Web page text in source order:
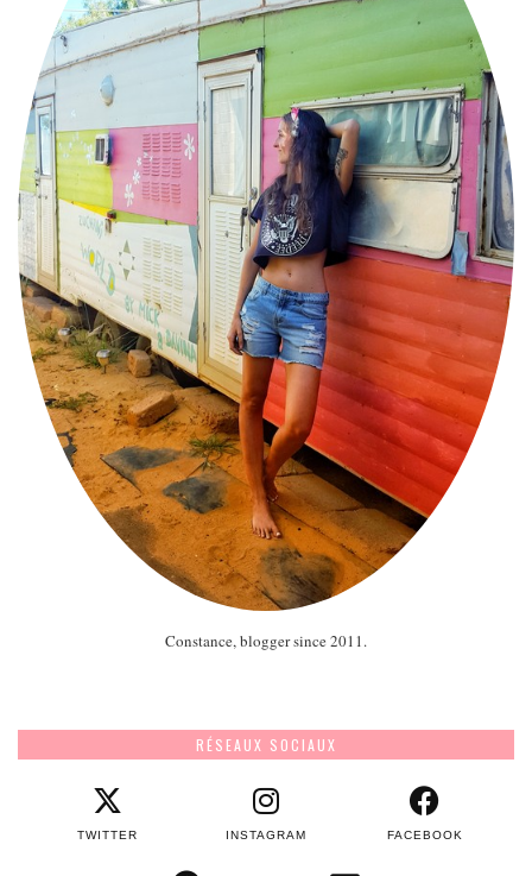
Constance, blogger since 2011.
RÉSEAUX SOCIAUX
TWITTER INSTAGRAM FACEBOOK